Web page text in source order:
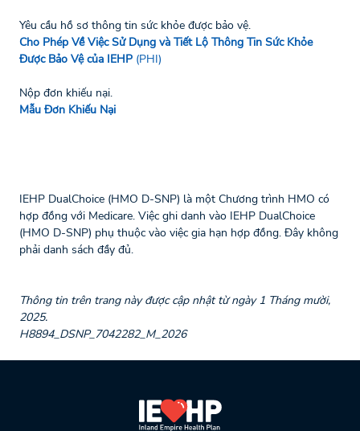
Yêu cầu hồ sơ thông tin sức khỏe được bảo vệ.
Cho Phép Về Việc Sử Dụng và Tiết Lộ Thông Tin Sức Khỏe
Được Bảo Vệ của IEHP (PHI)
Nộp đơn khiếu nại.
Mẫu Đơn Khiếu Nại
IEHP DualChoice (HMO D-SNP) là một Chương trình HMO có
hợp đồng với Medicare. Việc ghi danh vào IEHP DualChoice
(HMO D-SNP) phụ thuộc vào việc gia hạn hợp đồng. Đây không
phải danh sách đầy đủ.
Thông tin trên trang này được cập nhật từ ngày 1 Tháng mười,
2025.
H8894_DSNP_7042282_M_2026